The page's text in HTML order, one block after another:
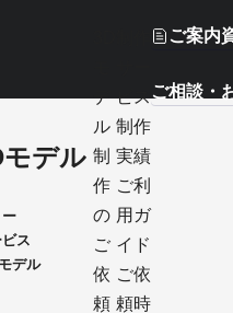
デ
ル
制
作
の
ご
依
頼
ビス
制作
実績
ご利
用ガ
イド
ご依
頼時
ご案内
ご相談・
デル
ス
デル